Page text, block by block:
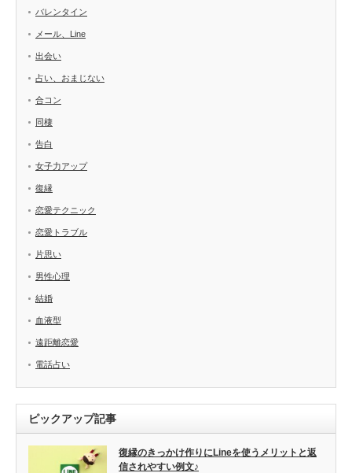
バレンタイン
メール、Line
出会い
占い、おまじない
合コン
同棲
告白
女子力アップ
復縁
恋愛テクニック
恋愛トラブル
片思い
男性心理
結婚
血液型
遠距離恋愛
電話占い
ピックアップ記事
復縁のきっかけ作りにLineを使うメリットと返
信されやすい例文♪